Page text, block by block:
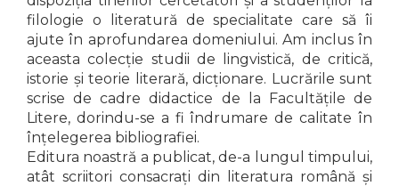
PSIHOLOGIE
RELAȚII INTERNAȚIONALE ȘI
DIPLOMAȚIE
ȘTIINȚE ALE EDUCAȚIEI
PAMÂNTUL - CASA NOASTRĂ
MEDICINĂ
ȘTIINȚE JURIDICE ȘI
ADMINISTRATIVE
Reviste
Proceedings
Open Access
Acreditare CNCS
Referenţi
Cariere
Cum Cumpăr
filologie o literatură de specialitate care să îi
ajute în aprofundarea domeniului. Am inclus în
aceasta colecție studii de lingvistică, de critică,
istorie și teorie literară, dicționare. Lucrările sunt
scrise de cadre didactice de la Facultățile de
Litere, dorindu-se a fi îndrumare de calitate în
înțelegerea bibliografiei.
Editura noastră a publicat, de-a lungul timpului,
atât scriitori consacrați din literatura română și